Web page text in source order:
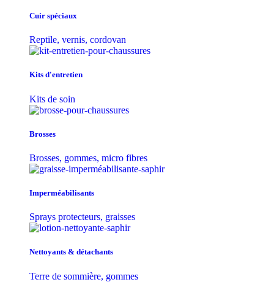
Cuir spéciaux
Reptile, vernis, cordovan
Kits d'entretien
Kits de soin
Brosses
Brosses, gommes, micro fibres
Imperméabilisants
Sprays protecteurs, graisses
Nettoyants & détachants
Terre de sommière, gommes